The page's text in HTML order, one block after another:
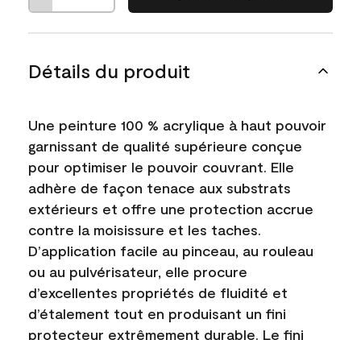
Détails du produit
Une peinture 100 % acrylique à haut pouvoir
garnissant de qualité supérieure conçue
pour optimiser le pouvoir couvrant. Elle
adhère de façon tenace aux substrats
extérieurs et offre une protection accrue
contre la moisissure et les taches.
D’application facile au pinceau, au rouleau
ou au pulvérisateur, elle procure
d’excellentes propriétés de fluidité et
d’étalement tout en produisant un fini
protecteur extrêmement durable. Le fini